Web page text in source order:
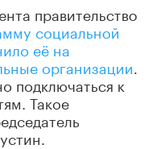
правительство
социальной
её на
организации
подключаться к
Такое